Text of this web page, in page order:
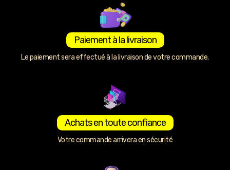
Paiement à la livraison
Le paiement sera effectué à la livraison de votre commande.
Achats en toute confiance
Votre commande arrivera en sécurité